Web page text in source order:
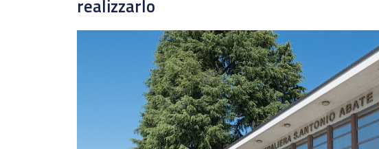
realizzarlo